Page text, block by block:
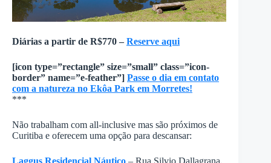
Diárias a partir de R$770 –Reserve aqui
[icon type=”rectangle” size=”small” class=”icon-
border” name=”e-feather”] Passe o dia em contato
com a natureza no Ekôa Park em Morretes!
***
Não trabalham com all-inclusive mas são próximos de
Curitiba e oferecem uma opção para descansar:
Laggus Residencial Náutico – Rua Silvio Dallagrana,